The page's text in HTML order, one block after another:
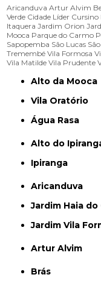
Aricanduva Artur Alvim
Verde Cidade Líder Cursino
Itaquera Jardim Orion
Mooca Parque do Carmo
Sapopemba São Lucas
Tremembé Vila Formosa
Vila Matilde Vila Prudente
Alto da Mooca
Vila Oratório
Água Rasa
Alto do
Ipiranga
Aricanduva
Jardim Haia
Jardim Vila
Artur Alvim
Brás